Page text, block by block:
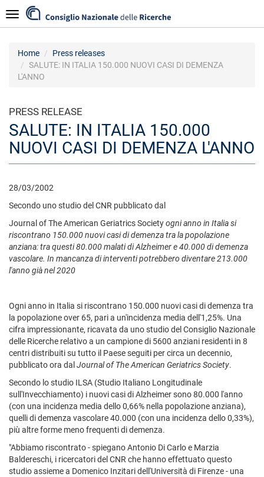
to
main
Navigazione
Home
Press releases
SALUTE: IN ITALIA 150.000 NUOVI CASI DI DEMENZA
L'ANNO
PRESS RELEASE
SALUTE: IN ITALIA 150.000
NUOVI CASI DI DEMENZA L'ANNO
28/03/2002
Secondo uno studio del CNR pubblicato dal
Journal of The American Geriatrics Societyogni anno in Italia si
riscontrano 150.000 nuovi casi di demenza tra la popolazione
anziana: tra questi 80.000 malati di Alzheimer e 40.000 di demenza
vascolare. In mancanza di interventi potrebbero diventare 213.000
l'anno già nel 2020
Ogni anno in Italia si riscontrano 150.000 nuovi casi di demenza tra
la popolazione over 65, pari a un'incidenza media dell'1,25%. Una
cifra impressionante, ricavata da uno studio del Consiglio Nazionale
delle Ricerche relativo a un campione di 5600 anziani residenti in 8
centri distribuiti su tutto il Paese seguiti per circa un decennio,
pubblicato ora dal Journal of The American Geriatrics Society.
Secondo lo studio ILSA (Studio Italiano Longitudinale
sull'Invecchiamento) i nuovi casi di Alzheimer sono 80.000 l'anno
(con una incidenza media dello 0,66% nella popolazione anziana),
quelli di demenza vascolare 40.000 (con una incidenza dello 0,33%),
più altre forme meno frequenti di demenza.
"Abbiamo riscontrato - spiegano Antonio Di Carlo e Marzia
Baldereschi, i ricercatori del CNR che hanno effettuato questo
studio assieme a Domenico Inzitari dell'Università di Firenze - una